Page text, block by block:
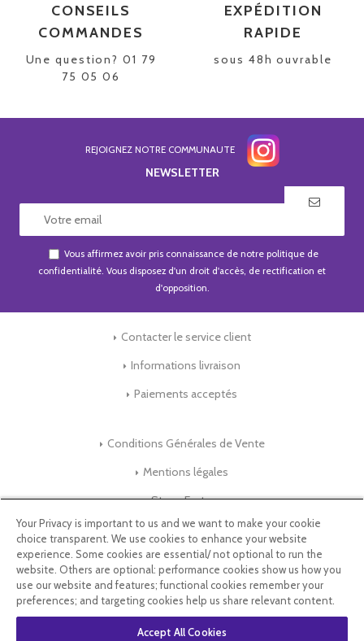
CONSEILS
COMMANDES
Une question? 01 79
75 05 06
EXPÉDITION
RAPIDE
sous 48h ouvrable
REJOIGNEZ NOTRE COMMUNAUTE
NEWSLETTER
Vous affirmez avoir pris connaissance de notre politique de
confidentialité. Vous disposez d'un droit d'accès, de rectification et
d'opposition.
Contacter le service client
Informations livraison
Paiements acceptés
Conditions Générales de Vente
Mentions légales
Store-Factory
Qui Sommes nous ?
Parrainage
Blog & Conseils
Your Privacy is important to us and we want to make your cookie
choice transparent. We use cookies to enhance your website
experience. Some cookies are essential/ not optional to run the
website. Others are optional: performance cookies show us how you
use our website and features; functional cookies remember your
preferences; and targeting cookies help us share relevant content.
Accept All Cookies